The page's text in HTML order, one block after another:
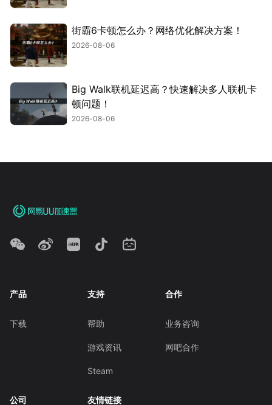
街霸6卡顿怎么办？网络优化解决方案！
2026-08-06
Big Walk联机延迟高？快速解决多人联机卡
顿问题！
2026-08-06
产品
下载
支持
帮助
游戏资讯
Steam
合作
业务咨询
网吧合作
公司 友情链接